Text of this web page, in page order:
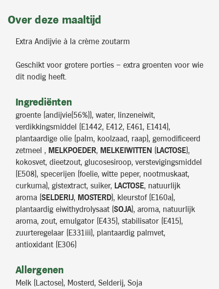
Over deze maaltijd
Extra Andijvie à la crème zoutarm
Geschikt voor grotere porties – extra groenten voor wie
dit nodig heeft.
Ingrediënten
groente (andijvie(56%)), water, linzeneiwit,
verdikkingsmiddel (E1442, E412, E461, E1414),
plantaardige olie (palm, koolzaad, raap), gemodificeerd
zetmeel , MELKPOEDER, MELKEIWITTEN ( LACTOSE),
kokosvet, dieetzout, glucosesiroop, verstevigingsmiddel
(E508), specerijen (foelie, witte peper, nootmuskaat,
curkuma), gistextract, suiker, LACTOSE, natuurlijk
aroma (SELDERIJ, MOSTERD), kleurstof (E160a),
plantaardig eiwithydrolysaat (SOJA), aroma, natuurlijk
aroma, zout, emulgator (E435), stabilisator (E415),
zuurteregelaar (E331iii), plantaardig palmvet,
antioxidant (E306)
Allergenen
Melk (Lactose), Mosterd, Selderij, Soja